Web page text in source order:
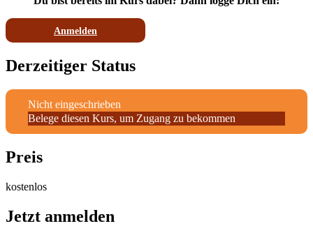
Anmelden
Derzeitiger Status
Nicht eingeschrieben
Belege diesen Kurs, um Zugang zu bekommen
Preis
kostenlos
Jetzt anmelden